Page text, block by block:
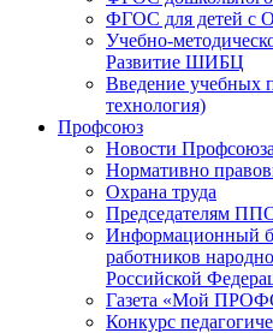
ФГОС для детей с
Учебно-
Развитие ШИБЦ
Введение учебных
технология)
Профсоюз
Новости
Нормативно
Охрана труда
Председателям
Информационный
работников
Российской
Газета «Мой
Конкурс